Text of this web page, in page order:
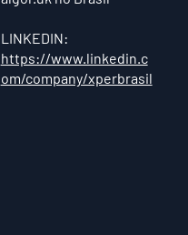
LINKEDIN:
https://www.linkedin.c
om/company/xperbrasil